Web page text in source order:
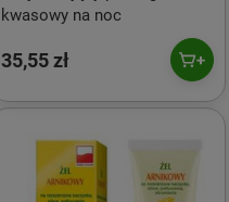
kwasowy na noc
35,55 zł